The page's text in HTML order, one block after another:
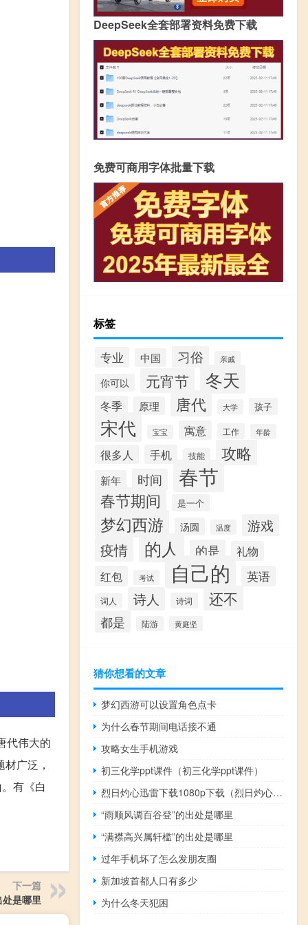
代伟大的
广泛，
有《白
下一篇
处是哪里
DeepSeek全套部署资料免费下载
免费可商用字体批量下载
标签
专业 中国 习俗 亲戚
你可以 元宵节 冬天
冬季 原理 唐代 大学 孩子
宋代 宝宝 寓意 工作 年龄
很多人 手机 技能 攻略
新年 时间 春节
春节期间 是一个
梦幻西游 汤圆 温度 游戏
疫情 的人 的是 礼物
红包 考试 自己的 英语
词人 诗人 诗词 还不
都是 陆游 黄庭坚
猜你想看的文章
梦幻西游可以设置角色点卡
为什么春节期间电话接不通
攻略女生手机游戏
初三化学ppt课件（初三化学ppt课件）
烈日灼心迅雷下载1080p下载（烈日灼心迅雷下载）
“雨顺风调百谷登”的出处是哪里
“满襟高兴属轩槛”的出处是哪里
过年手机坏了怎么发朋友圈
新加坡首都人口有多少
为什么冬天犯困